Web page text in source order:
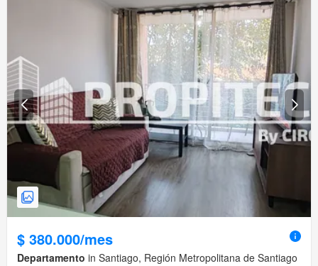
$ 380.000/mes
Departamento in Santiago, Región Metropolitana de Santiago